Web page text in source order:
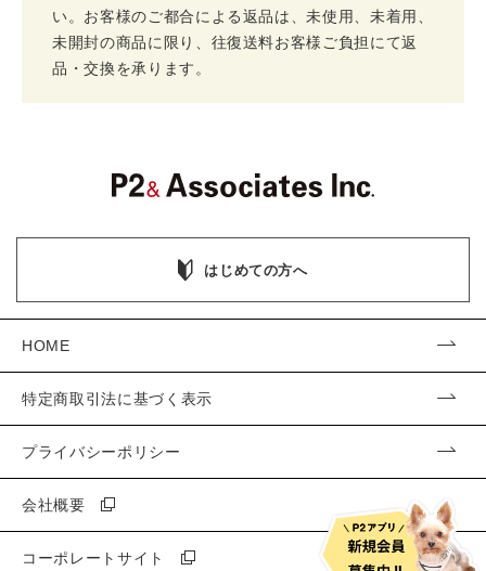
い。お客様のご都合による返品は、未使用、未着用、
未開封の商品に限り、往復送料お客様ご負担にて返
品・交換を承ります。
はじめての方へ
HOME
特定商取引法に基づく表示
プライバシーポリシー
会社概要
コーポレートサイト